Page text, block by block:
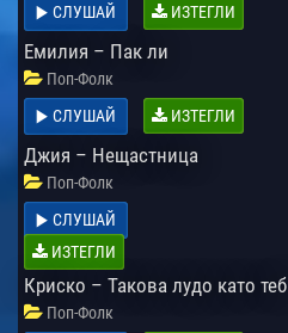
СЛУШАЙ
ИЗТЕГЛИ
Емилия – Пак ли
Поп-Фолк
СЛУШАЙ
ИЗТЕГЛИ
Джия – Нещастница
Поп-Фолк
СЛУШАЙ
ИЗТЕГЛИ
Криско – Такова лудо като теб
Поп-Фолк